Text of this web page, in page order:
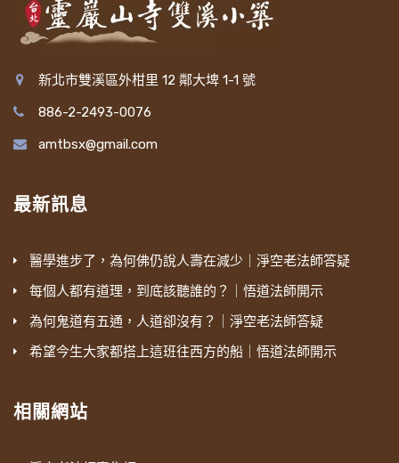
新北市雙溪區外柑里 12 鄰大埤 1-1 號
886-2-2493-0076
amtbsx@gmail.com
最新訊息
醫學進步了，為何佛仍說人壽在減少｜淨空老法師答疑
每個人都有道理，到底該聽誰的？｜悟道法師開示
為何鬼道有五通，人道卻沒有？｜淨空老法師答疑
希望今生大家都搭上這班往西方的船｜悟道法師開示
相關網站